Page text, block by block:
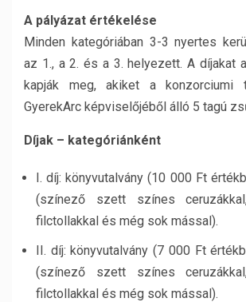
A pályázat értékelése
Minden kategóriában 3-3 nyertes
az 1., a 2. és a 3. helyezett. A díjakat
kapják meg, akiket a konzorciumi
GyerekArc képviselőjéből álló 5 tagú
Díjak – kategóriánként
I. díj: könyvutalvány (10 000 Ft
(színező szett színes
filctollakkal és még sok mással).
II. díj: könyvutalvány (7 000 Ft
(színező szett színes
filctollakkal és még sok mással).